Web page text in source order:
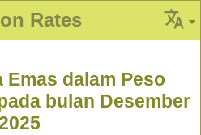
Rates
Emas dalam Peso
bulan Desember